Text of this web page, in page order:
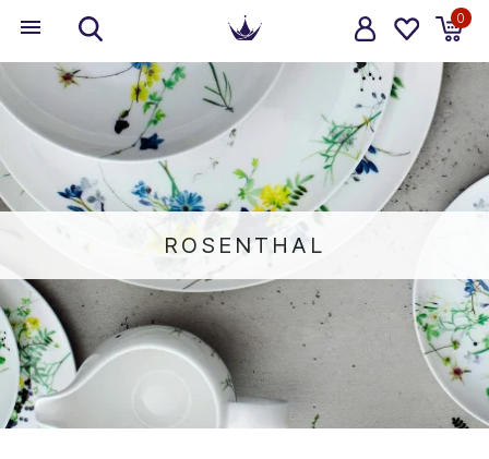
0
ROSENTHAL